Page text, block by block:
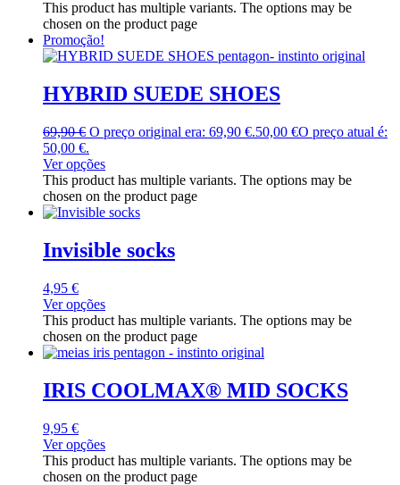
This product has multiple variants. The options may be
chosen on the product page
Promoção!
HYBRID SUEDE SHOES
69,90€ O preço original era: 69,90 €.50,00 €O preço atual é:
50,00 €.
Ver opções
This product has multiple variants. The options may be
chosen on the product page
Invisible socks
4,95 €
Ver opções
This product has multiple variants. The options may be
chosen on the product page
IRIS COOLMAX® MID SOCKS
9,95 €
Ver opções
This product has multiple variants. The options may be
chosen on the product page